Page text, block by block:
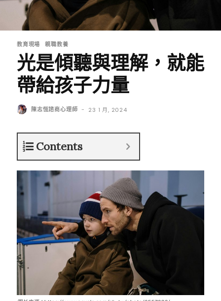
教育現場 親職教養
光是傾聽與理解，就能
帶給孩子力量
陳志恆諮商心理師 - 23 1 月, 2024
Contents